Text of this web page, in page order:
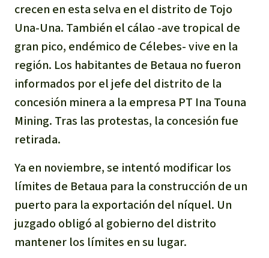
Metales
Minería
Agrotoxicos
Aceite de palma
Indígena
Landgrabbing
Granjas Industriales
Indonesia
crecen en esta selva en el distrito de Tojo
Una-Una. También el cálao -ave tropical de
gran pico, endémico de Célebes- vive en la
región. Los habitantes de Betaua no fueron
informados por el jefe del distrito de la
concesión minera a la empresa PT Ina Touna
Mining. Tras las protestas, la concesión fue
retirada.
Ya en noviembre, se intentó modificar los
límites de Betaua para la construcción de un
puerto para la exportación del níquel. Un
juzgado obligó al gobierno del distrito
mantener los límites en su lugar.